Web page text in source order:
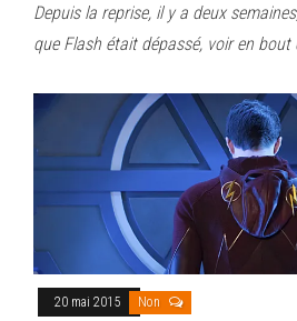
Depuis la reprise, il y a deux
que Flash était dépassé, voir en bout
20 mai 2015 Non